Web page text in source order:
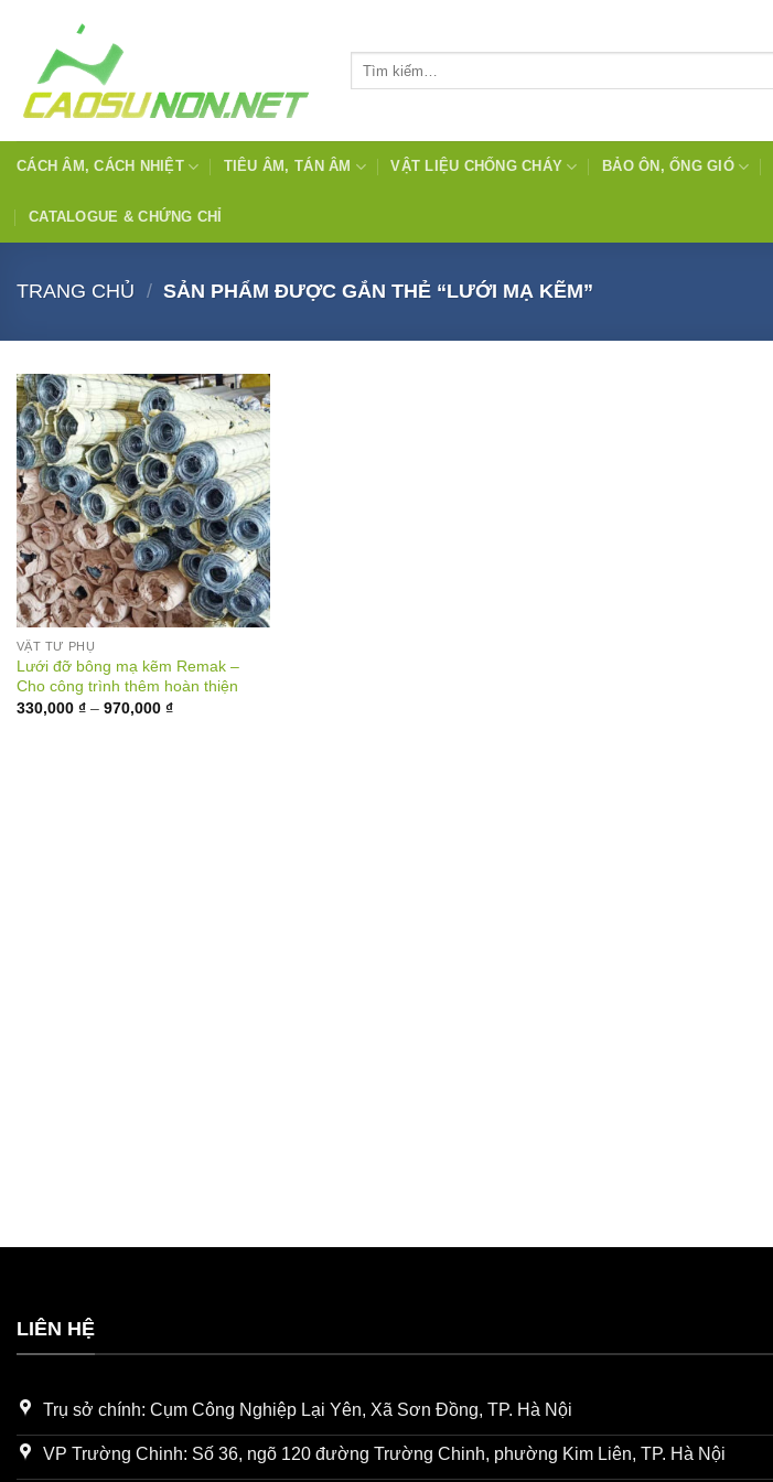
dung
CÁCH ÂM, CÁCH NHIỆT TIÊU ÂM, TÁN ÂM VẬT LIỆU CHỐNG CHÁY BẢO ÔN, ỐNG GIÓ
CATALOGUE & CHỨNG CHỈ
TRANG CHỦ / SẢN PHẨM ĐƯỢC GẮN THẺ “LƯỚI MẠ KẼM”
VẬT TƯ PHỤ
Lưới đỡ bông mạ kẽm Remak –
Cho công trình thêm hoàn thiện
330,000 ₫ – 970,000 ₫Khoảng
LIÊN HỆ
Trụ sở chính: Cụm Công Nghiệp Lại Yên, Xã Sơn Đồng, TP. Hà Nội
VP Trường Chinh: Số 36, ngõ 120 đường Trường Chinh, phường Kim Liên, TP. Hà Nội